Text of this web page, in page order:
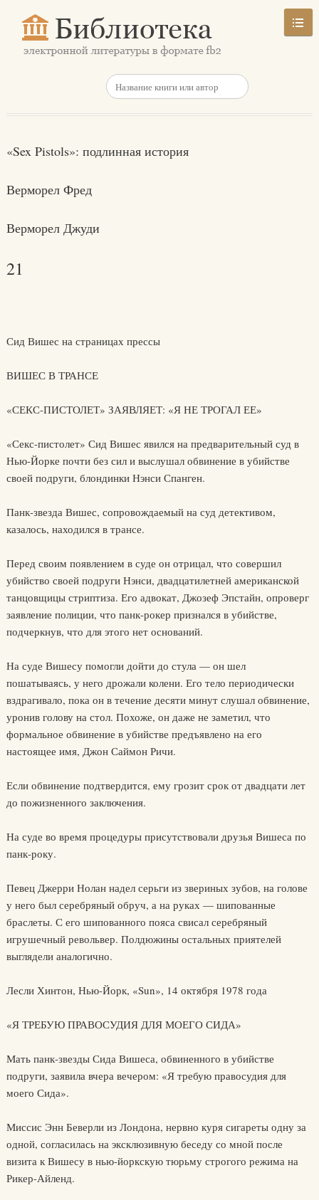
«Sex Pistols»: подлинная история
Верморел Фред
Верморел Джуди
21
Сид Вишес на страницах прессы
ВИШЕС В ТРАНСЕ
«СЕКС-ПИСТОЛЕТ» ЗАЯВЛЯЕТ: «Я НЕ ТРОГАЛ ЕЕ»
«Секс-пистолет» Сид Вишес явился на предварительный суд в
Нью-Йорке почти без сил и выслушал обвинение в убийстве
своей подруги, блондинки Нэнси Спанген.
Панк-звезда Вишес, сопровождаемый на суд детективом,
казалось, находился в трансе.
Перед своим появлением в суде он отрицал, что совершил
убийство своей подруги Нэнси, двадцатилетней американской
танцовщицы стриптиза. Его адвокат, Джозеф Эпстайн, опроверг
заявление полиции, что панк-рокер признался в убийстве,
подчеркнув, что для этого нет оснований.
На суде Вишесу помогли дойти до стула — он шел
пошатываясь, у него дрожали колени. Его тело периодически
вздрагивало, пока он в течение десяти минут слушал обвинение,
уронив голову на стол. Похоже, он даже не заметил, что
формальное обвинение в убийстве предъявлено на его
настоящее имя, Джон Саймон Ричи.
Если обвинение подтвердится, ему грозит срок от двадцати лет
до пожизненного заключения.
На суде во время процедуры присутствовали друзья Вишеса по
панк-року.
Певец Джерри Нолан надел серьги из звериных зубов, на голове
у него был серебряный обруч, а на руках — шипованные
браслеты. С его шипованного пояса свисал серебряный
игрушечный револьвер. Полдюжины остальных приятелей
выглядели аналогично.
Лесли Хинтон, Нью-Йорк, «Sun», 14 октября 1978 года
«Я ТРЕБУЮ ПРАВОСУДИЯ ДЛЯ МОЕГО СИДА»
Мать панк-звезды Сида Вишеса, обвиненного в убийстве
подруги, заявила вчера вечером: «Я требую правосудия для
моего Сида».
Миссис Энн Беверли из Лондона, нервно куря сигареты одну за
одной, согласилась на эксклюзивную беседу со мной после
визита к Вишесу в нью-йоркскую тюрьму строгого режима на
Рикер-Айленд.